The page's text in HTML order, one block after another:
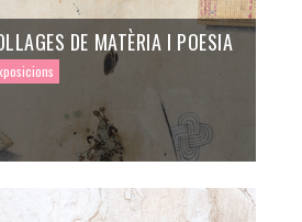
DE MATÈRIA I POESIA